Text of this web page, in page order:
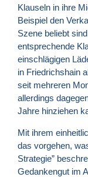
Klauseln in ihre
Beispiel den
Szene beliebt
entsprechende
einschlägigen
in Friedrichshain
seit mehreren
allerdings
Jahre hinziehen
Mit ihrem
das vorgehen,
Strategie”
Gedankengut im